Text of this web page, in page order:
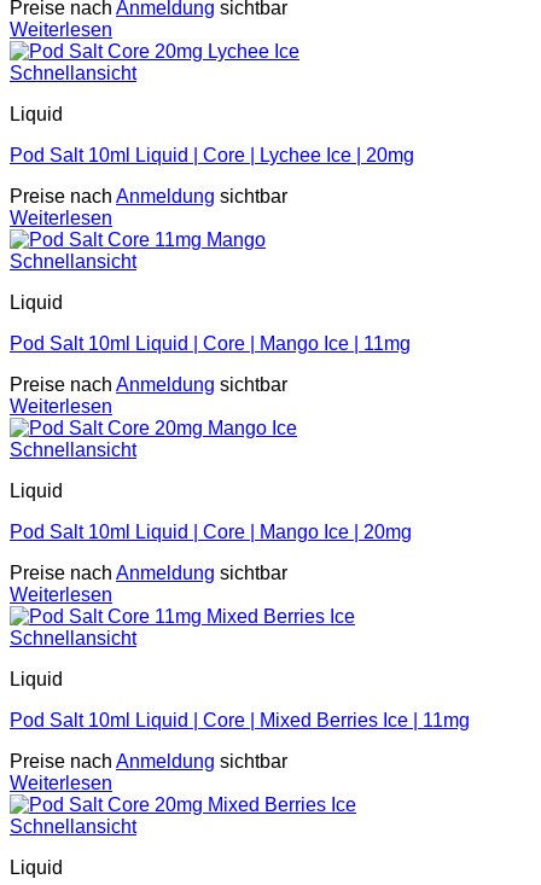
Preise nach Anmeldung sichtbar
Weiterlesen
Schnellansicht
Liquid
Pod Salt 10ml Liquid | Core | Lychee Ice | 20mg
Preise nach Anmeldung sichtbar
Weiterlesen
Schnellansicht
Liquid
Pod Salt 10ml Liquid | Core | Mango Ice | 11mg
Preise nach Anmeldung sichtbar
Weiterlesen
Schnellansicht
Liquid
Pod Salt 10ml Liquid | Core | Mango Ice | 20mg
Preise nach Anmeldung sichtbar
Weiterlesen
Schnellansicht
Liquid
Pod Salt 10ml Liquid | Core | Mixed Berries Ice | 11mg
Preise nach Anmeldung sichtbar
Weiterlesen
Schnellansicht
Liquid